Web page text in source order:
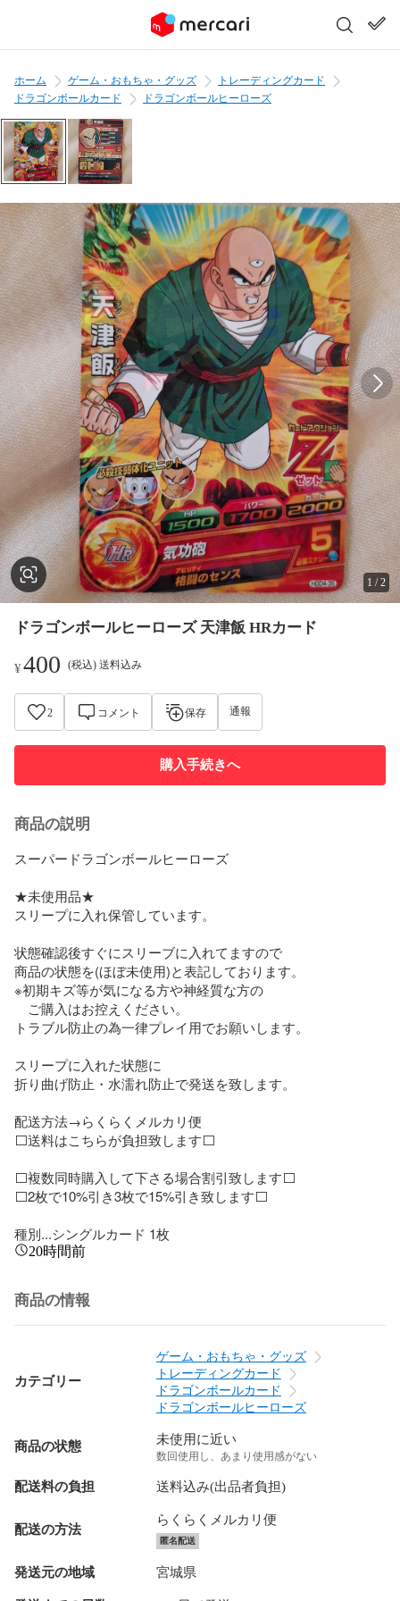
ホーム ゲーム・おもちゃ・グッズ
トレーディングカード
ドラゴンボールカード
ドラゴンボールヒーローズ
1 /2
ドラゴンボールヒーローズ 天津飯 HRカード
¥400 (税込) 送料込み
2 コメント 保存 通報
購入手続きへ
商品の説明
スーパードラゴンボールヒーローズ
★未使用品★
スリープに入れ保管しています。
状態確認後すぐにスリーブに入れてますので
商品の状態を(ほぼ未使用)と表記しております。
※初期キズ等が気になる方や神経質な方の
ご購入はお控えください。
トラブル防止の為一律プレイ用でお願いします。
スリープに入れた状態に
折り曲げ防止・水濡れ防止で発送を致します。
配送方法→らくらくメルカリ便
⬜送料はこちらが負担致します⬜
⬜複数同時購入して下さる場合割引致します⬜
⬜2枚で10%引き3枚で15%引き致します⬜
種別...シングルカード 1枚
20時間前
商品の情報
カテゴリー
ゲーム・おもちゃ・グッズ
トレーディングカード
ドラゴンボールカード
ドラゴンボールヒーローズ
商品の状態 未使用に近い
数回使用し、あまり使用感がない
配送料の負担 送料込み(出品者負担)
配送の方法
らくらくメルカリ便
匿名配送
発送元の地域 宮城県